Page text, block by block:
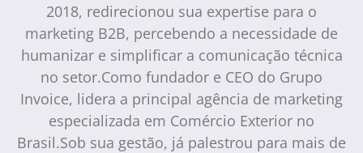
2018, redirecionou sua expertise para o
marketing B2B, percebendo a necessidade de
humanizar e simplificar a comunicação técnica
no setor.Como fundador e CEO do Grupo
Invoice, lidera a principal agência de marketing
especializada em Comércio Exterior no
Brasil.Sob sua gestão, já palestrou para mais de